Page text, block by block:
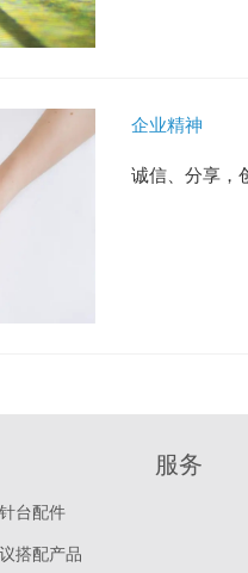
企业精神
诚信、分享，
台配件
搭配产品
服务